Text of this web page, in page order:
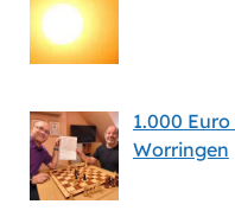
1.000
Worringen